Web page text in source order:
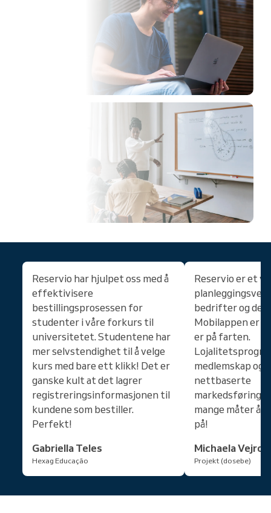
Reservio har hjulpet oss med å
effektivisere
bestillingsprosessen for
studenter i våre forkurs til
universitetet. Studentene har
mer selvstendighet til å velge
kurs med bare ett klikk! Det er
ganske kult at det lagrer
registreringsinformasjonen til
kundene som bestiller.
Perfekt!
Gabriella Teles
Hexag Educação
Reservio er et
bedrifter og
Mobilappen er
er på farten.
medlemskap og
nettbaserte
mange måter å
på!
Michaela
Projekt (dosebe)